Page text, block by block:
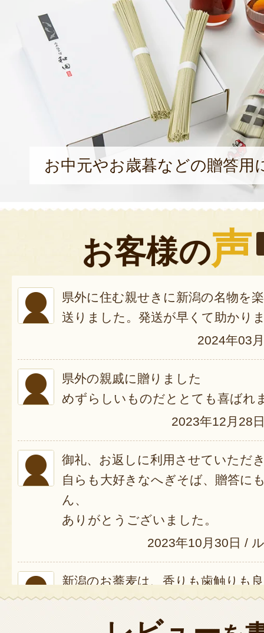
お中元やお歳暮などの贈答用
お客様の声
県外に住む親せきに新潟の名物を
送りました。発送が早くて助かり
2024年03
県外の親戚に贈りました
めずらしいものだととても喜ばれ
2023年12月28
御礼、お返しに利用させていただ
自らも大好きなへぎそば、贈答に
ん、
ありがとうございました。
2023年10月30日 /
新潟のお蕎麦は、香りも歯触りも
り物に最適です。
なかなか、新潟まで行ってまで食